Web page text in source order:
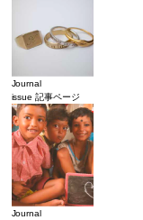
Journal
issue 記事ページ
Journal